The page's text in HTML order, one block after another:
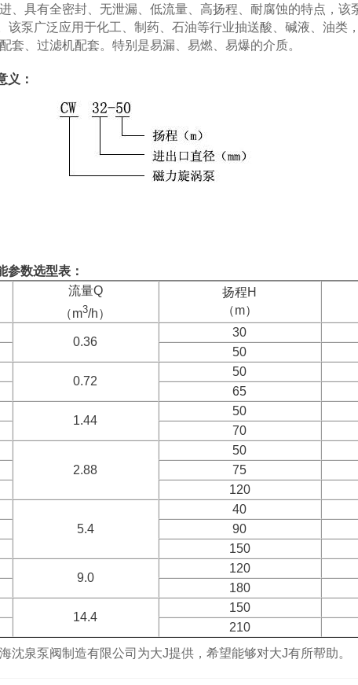
、具有全密封、无泄漏、低流量、高扬程、耐腐蚀的特点，该
该泵广泛应用于化工、制药、石油等行业抽送酸、碱液、油类
套、过滤机配套。特别是易漏、易燃、易爆的介质。
义：
数选型表：
流量Q
（m3/h）
扬程H
（m）
0.36
30
50
0.72
50
65
1.44
50
70
2.88
50
75
120
5.4
40
90
150
9.0
120
180
14.4
150
210
泉泵阀制造有限公司为大J提供，希望能够对大J有所帮助。